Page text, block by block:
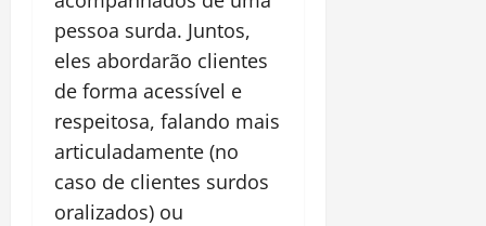
pessoa surda. Juntos,
eles abordarão clientes
de forma acessível e
respeitosa, falando mais
articuladamente (no
caso de clientes surdos
oralizados) ou